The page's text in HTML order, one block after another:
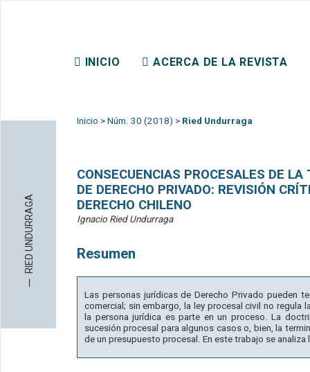
INICIO ACERCA DE LA REVISTA
─
RIED UNDURRAGA
Inicio > Núm. 30 (2018) > Ried Undurraga
CONSECUENCIAS PROCESALES DE
DE DERECHO PRIVADO: REVISIÓN
DERECHO CHILENO
Ignacio Ried Undurraga
Resumen
Las personas jurídicas de Derecho Privado pueden
comercial; sin embargo, la ley procesal civil no regula
la persona jurídica es parte en un proceso. La
sucesión procesal para algunos casos o, bien, la
de un presupuesto procesal. En este trabajo se